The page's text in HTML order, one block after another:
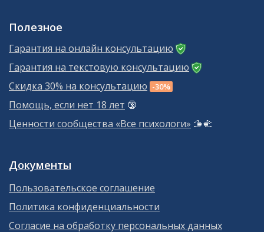
Полезное
Гарантия на онлайн консультацию
Гарантия на текстовую консультацию
Скидка 30% на консультацию -30%
Помощь, если нет 18 лет 🔞
Ценности сообщества «Все психологи» 🫱‍🫲
Документы
Пользовательское соглашение
Политика конфиденциальности
Согласие на обработку персональных данных